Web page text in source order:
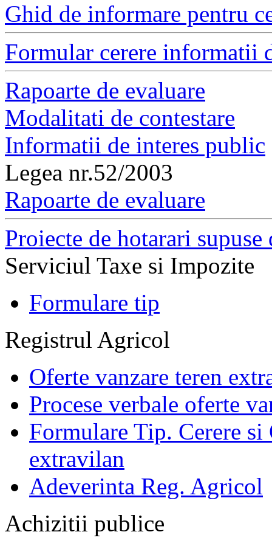
Ghid de informare pentru
Formular cerere informatii
Rapoarte de evaluare
Modalitati de contestare
Informatii de interes public
Legea nr.52/2003
Rapoarte de evaluare
Proiecte de hotarari
Serviciul Taxe si Impozite
Formulare tip
Registrul Agricol
Oferte vanzare teren
Procese verbale oferte
Formulare Tip. Cerere si
extravilan
Adeverinta Reg. Agricol
Achizitii publice